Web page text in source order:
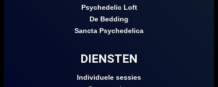
Psychedelic Loft
De Bedding
Sancta Psychedelica
DIENSTEN
Individuele sessies